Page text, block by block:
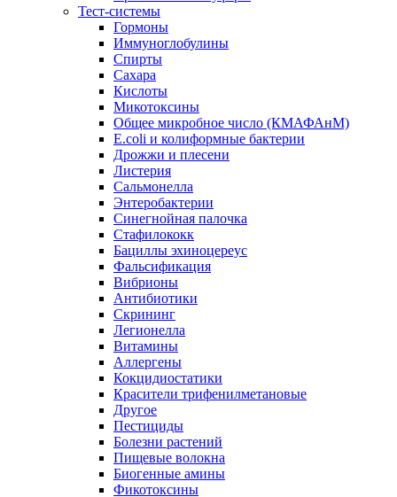
Тест-системы
Гормоны
Иммуноглобулины
Спирты
Сахара
Кислоты
Микотоксины
Общее микробное число (КМАФАнМ)
E.coli и колиформные бактерии
Дрожжи и плесени
Листерия
Сальмонелла
Энтеробактерии
Синегнойная палочка
Стафилококк
Бациллы эхиноцереус
Фальсификация
Вибрионы
Антибиотики
Скрининг
Легионелла
Витамины
Аллергены
Кокцидиостатики
Красители трифенилметановые
Другое
Пестициды
Болезни растений
Пищевые волокна
Биогенные амины
Фикотоксины